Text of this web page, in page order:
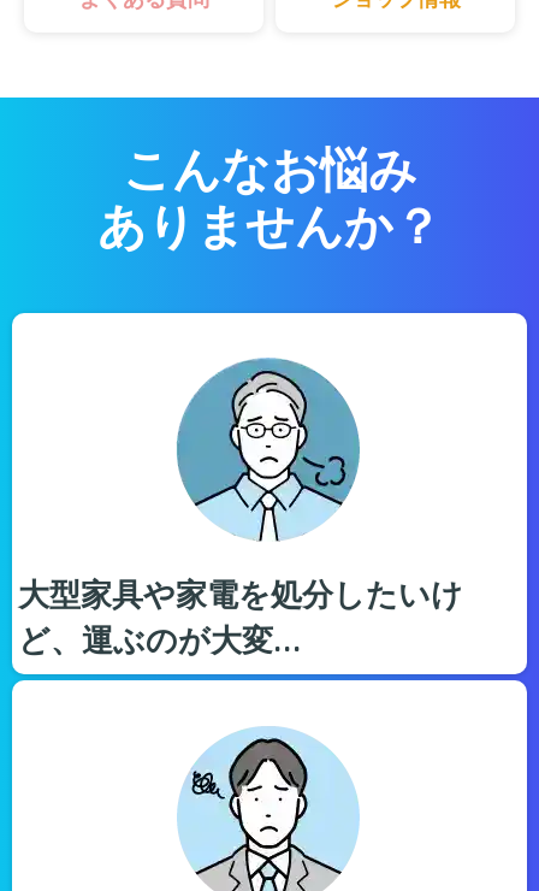
こんなお悩み
ありませんか？
大型家具や家電を処分したいけ
ど、運ぶのが大変…